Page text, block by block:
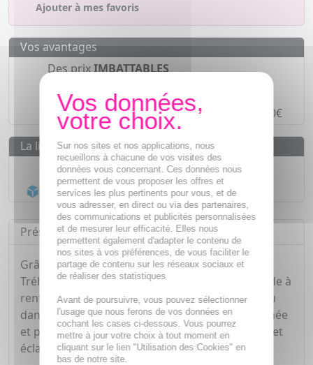
Ajouter à mes favoris
Vos avantages
Des prixIMBATTABLES
Paiement en ligne
SÉCURISÉ
Paiement en4 fois sans frais à partir de 30€
La livraison
Livraison gratuite dès 55€
Acheminement Chronoposten 24h*
Présentation
Grâce à l'association d'Acide Hyaluronique et de
Tréhalose Botanique, l'Aqua-Gel Hydro Boost aide à
renforcer la barrière cutanée tout en fixant l'eau
dans les cellules pour une hydratation instantanée
et pendant 72h. Votre peau retrouve souplesse et
éclat.
Sur nos sites et nos applications, nous
recueillons à chacune de vos visites des
données vous concernant. Ces données nous
permettent de vous proposer les offres et
services les plus pertinents pour vous, et de
vous adresser, en direct ou via des partenaires,
des communications et publicités personnalisées
et de mesurer leur efficacité. Elles nous
permettent également d'adapter le contenu de
nos sites à vos préférences, de vous faciliter le
partage de contenu sur les réseaux sociaux et
de réaliser des statistiques
Avant de poursuivre, vous pouvez sélectionner
l'usage que nous ferons de vos données en
cochant les cases ci-dessous. Vous pourrez
mettre à jour votre choix à tout moment en
cliquant sur le lien "Utilisation des Cookies" en
bas de notre site.